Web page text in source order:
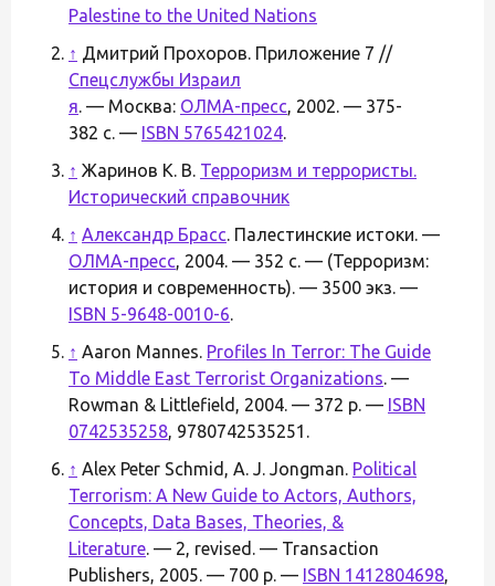
Palestine to the United Nations
↑ Дмитрий Прохоров. Приложение 7 //
Спецслужбы Израил
я. — Москва: ОЛМА-пресс, 2002. — 375-
382 с. — ISBN 5765421024.
↑ Жаринов К. В. Терроризм и террористы.
Исторический справочник
↑ Александр Брасс. Палестинские истоки. —
ОЛМА-пресс, 2004. — 352 с. — (Терроризм:
история и современность). — 3500 экз. —
ISBN 5-9648-0010-6.
↑ Aaron Mannes. Profiles In Terror: The Guide
To Middle East Terrorist Organizations. —
Rowman & Littlefield, 2004. — 372 p. — ISBN
0742535258, 9780742535251.
↑ Alex Peter Schmid, A. J. Jongman. Political
Terrorism: A New Guide to Actors, Authors,
Concepts, Data Bases, Theories, &
Literature. — 2, revised. — Transaction
Publishers, 2005. — 700 p. — ISBN 1412804698,